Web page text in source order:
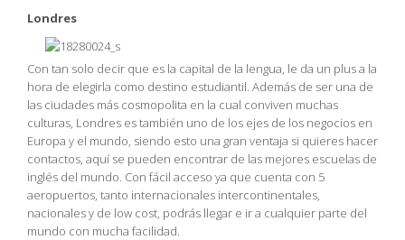
Londres
Con tan solo decir que es la capital de la lengua, le da un plus a la
hora de elegirla como destino estudiantil. Además de ser una de
las ciudades más cosmopolita en la cual conviven muchas
culturas, Londres es también uno de los ejes de los negocios en
Europa y el mundo, siendo esto una gran ventaja si quieres hacer
contactos, aquí se pueden encontrar de las mejores escuelas de
inglés del mundo. Con fácil acceso ya que cuenta con 5
aeropuertos, tanto internacionales intercontinentales,
nacionales y de low cost, podrás llegar e ir a cualquier parte del
mundo con mucha facilidad.